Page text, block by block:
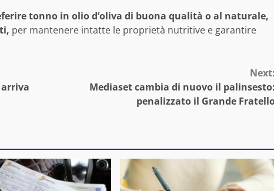
tonno in olio d’oliva di buona qualità o al naturale,
per mantenere intatte le proprietà nutritive e garantire
Mediaset cambia di nuovo il
penalizzato il Grande